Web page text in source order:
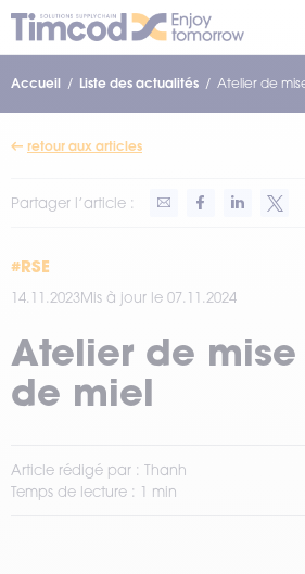
Accueil Liste des actualités Atelier de
retour aux articles
Partager l’article :
#RSE
14.11.2023Mis à jour le 07.11.2024
Atelier de
de miel
Article rédigé par : Thanh
Temps de lecture : 1 min